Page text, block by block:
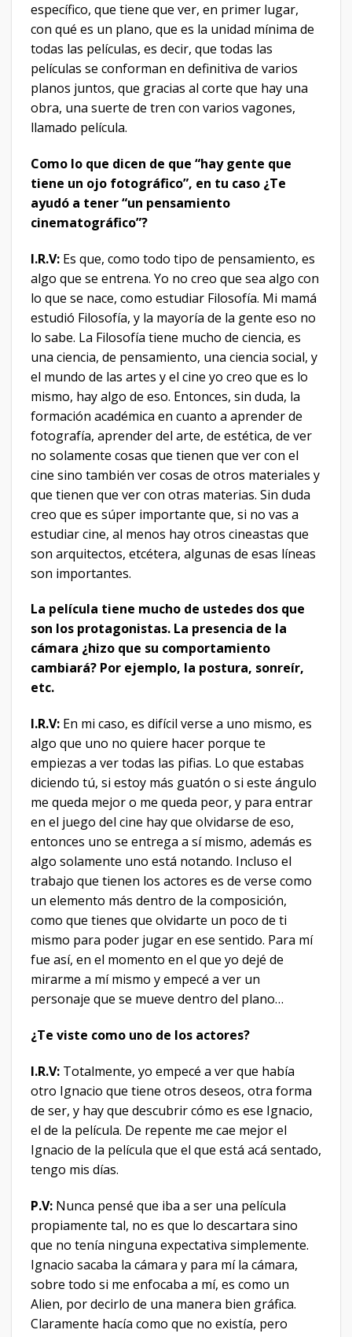
específico, que tiene que ver, en primer lugar,
con qué es un plano, que es la unidad mínima de
todas las películas, es decir, que todas las
películas se conforman en definitiva de varios
planos juntos, que gracias al corte que hay una
obra, una suerte de tren con varios vagones,
llamado película.
Como lo que dicen de que “hay gente que
tiene un ojo fotográfico”, en tu caso ¿Te
ayudó a tener “un pensamiento
cinematográfico”?
I.R.V: Es que, como todo tipo de pensamiento, es
algo que se entrena. Yo no creo que sea algo con
lo que se nace, como estudiar Filosofía. Mi mamá
estudió Filosofía, y la mayoría de la gente eso no
lo sabe. La Filosofía tiene mucho de ciencia, es
una ciencia, de pensamiento, una ciencia social, y
el mundo de las artes y el cine yo creo que es lo
mismo, hay algo de eso. Entonces, sin duda, la
formación académica en cuanto a aprender de
fotografía, aprender del arte, de estética, de ver
no solamente cosas que tienen que ver con el
cine sino también ver cosas de otros materiales y
que tienen que ver con otras materias. Sin duda
creo que es súper importante que, si no vas a
estudiar cine, al menos hay otros cineastas que
son arquitectos, etcétera, algunas de esas líneas
son importantes.
La película tiene mucho de ustedes dos que
son los protagonistas. La presencia de la
cámara ¿hizo que su comportamiento
cambiará? Por ejemplo, la postura, sonreír,
etc.
I.R.V: En mi caso, es difícil verse a uno mismo, es
algo que uno no quiere hacer porque te
empiezas a ver todas las pifias. Lo que estabas
diciendo tú, si estoy más guatón o si este ángulo
me queda mejor o me queda peor, y para entrar
en el juego del cine hay que olvidarse de eso,
entonces uno se entrega a sí mismo, además es
algo solamente uno está notando. Incluso el
trabajo que tienen los actores es de verse como
un elemento más dentro de la composición,
como que tienes que olvidarte un poco de ti
mismo para poder jugar en ese sentido. Para mí
fue así, en el momento en el que yo dejé de
mirarme a mí mismo y empecé a ver un
personaje que se mueve dentro del plano…
¿Te viste como uno de los actores?
I.R.V: Totalmente, yo empecé a ver que había
otro Ignacio que tiene otros deseos, otra forma
de ser, y hay que descubrir cómo es ese Ignacio,
el de la película. De repente me cae mejor el
Ignacio de la película que el que está acá sentado,
tengo mis días.
P.V: Nunca pensé que iba a ser una película
propiamente tal, no es que lo descartara sino
que no tenía ninguna expectativa simplemente.
Ignacio sacaba la cámara y para mí la cámara,
sobre todo si me enfocaba a mí, es como un
Alien, por decirlo de una manera bien gráfica.
Claramente hacía como que no existía, pero